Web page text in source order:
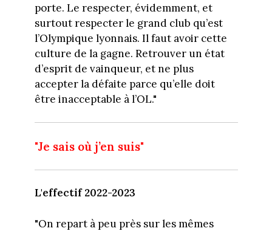
porte. Le respecter, évidemment, et
surtout respecter le grand club qu’est
l’Olympique lyonnais. Il faut avoir cette
culture de la gagne. Retrouver un état
d’esprit de vainqueur, et ne plus
accepter la défaite parce qu’elle doit
être inacceptable à l’OL."
"Je sais où j’en suis"
L'effectif 2022-2023
"On repart à peu près sur les mêmes